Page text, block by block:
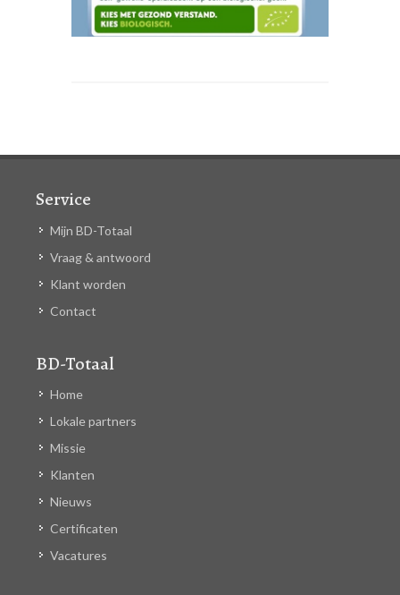
Service
Mijn BD-Totaal
Vraag & antwoord
Klant worden
Contact
BD-Totaal
Home
Lokale partners
Missie
Klanten
Nieuws
Certificaten
Vacatures